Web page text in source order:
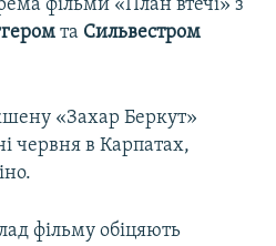
фільми «План втечі» з
та Сильвестром
«Захар Беркут»
червня в Карпатах,
фільму обіцяють